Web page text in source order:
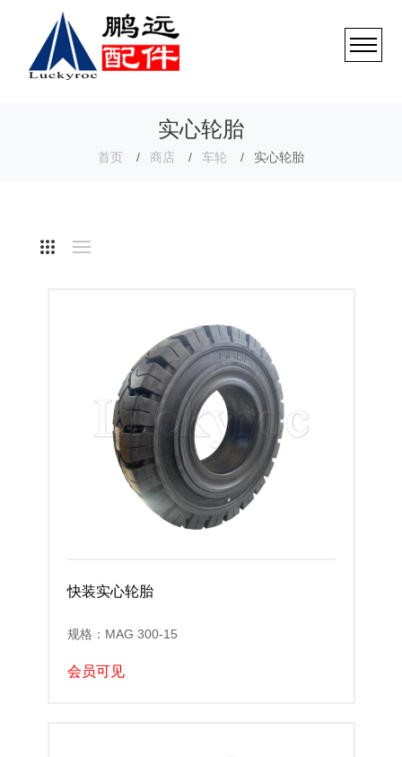
实心轮胎
首页 商店 车轮 实心轮胎
快装实心轮胎
规格：MAG 300-15
会员可见